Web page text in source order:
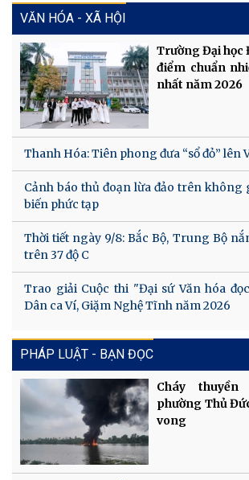
VĂN HÓA - XÃ HỘI
Trường Đại học
điểm chuẩn
nhất năm 2026
Thanh Hóa: Tiên phong đưa “sổ đỏ” lên
Cảnh báo thủ đoạn lừa đảo trên không
biến phức tạp
Thời tiết ngày 9/8: Bắc Bộ, Trung Bộ
trên 37 độ C
Trao giải Cuộc thi "Đại sứ Văn hóa
Dân ca Ví, Giặm Nghệ Tĩnh năm 2026
PHÁP LUẬT - BẠN ĐỌC
Cháy
phường Thủ
vong